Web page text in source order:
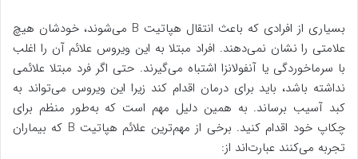
بسیاری از افرادی که باعث انتقال هپاتیت B می‌شوند، خودشان هیچ
علامتی را نشان نمی‌دهند. افراد مبتلا به این ویروس علائم آن را اغلب
با سرماخوردگی یا آنفولانزا اشتباه می‌گیرند. حتی اگر فرد مبتلا علائمی
نداشته باشد، باید برای درمان اقدام کند زیرا این ویروس می‌تواند به
کبد آسیب برساند. به همین دلیل مهم است که به‌طور منظم برای
چکاپ خود اقدام کنید. برخی از مهم‌ترین علائم هپاتیت B که بیماران
تجربه می‌کنند عبارت‌اند از: